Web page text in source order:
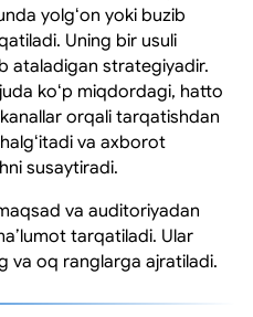
yolgʻon yoki buzib
Uning bir usuli
ataladigan strategiyadir.
koʻp miqdordagi, hatto
orqali tarqatishdan
va axborot
susaytiradi.
va auditoriyadan
tarqatiladi. Ular
va oq ranglarga ajratiladi.